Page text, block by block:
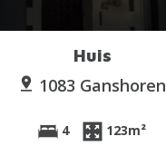
Huis
1083 Ganshoren
4 123m²